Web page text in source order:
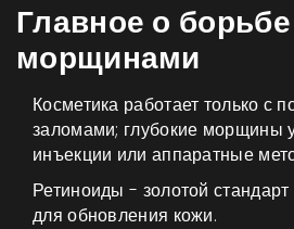
Главное о
морщинами
Косметика работает только с
заломами; глубокие морщины
инъекции или аппаратные
Ретиноиды - золотой
для обновления кожи.